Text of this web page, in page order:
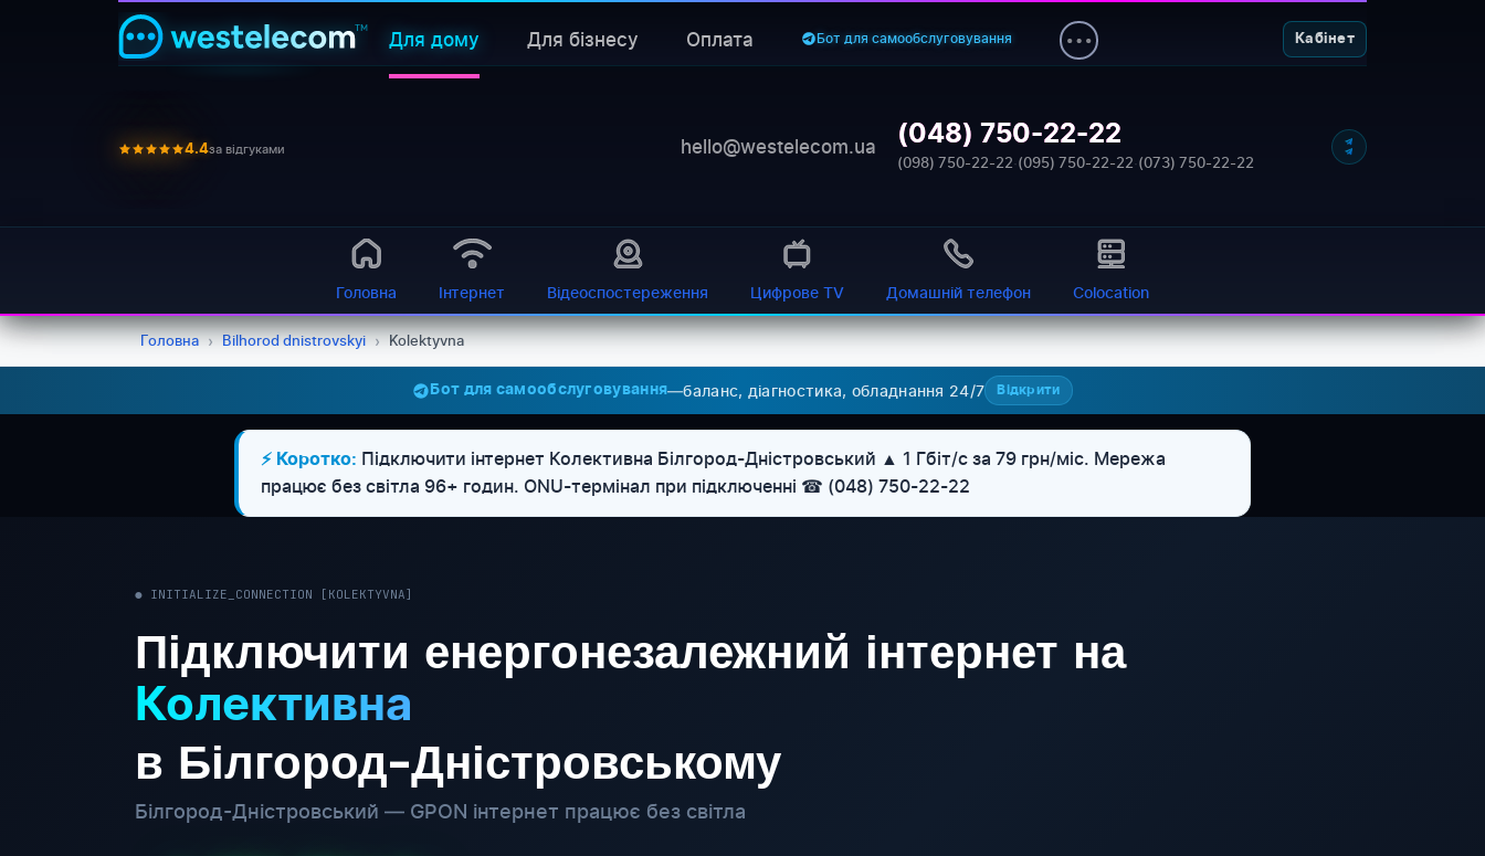
Для дому Для бізнесу Оплата Бот для самообслуговування Кабінет
4.4за відгуками hello@westelecom.ua (048) 750-22-22
(098) 750-22-22·(095) 750-22-22·(073) 750-22-22
Головна Інтернет Відеоспостереження Цифрове TV Домашній телефон Colocation
Головна › Bilhorod dnistrovskyi › Kolektyvna
Бот для самообслуговування—баланс, діагностика, обладнання 24/7 Відкрити
⚡ Коротко: Підключити інтернет Колективна Білгород-Дністровський ▲ 1 Гбіт/с за 79 грн/міс. Мережа
працює без світла 96+ годин. ONU-термінал при підключенні ☎ (048) 750-22-22
NETWORK_STATUS: ONLINE
● INITIALIZE_CONNECTION [KOLEKTYVNA]
Підключити енергонезалежний інтернет на
Колективна
в Білгород-Дністровському
Білгород-Дністровський — GPON інтернет працює без світла